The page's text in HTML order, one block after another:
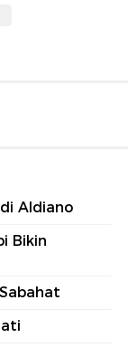
Aldiano
Bikin